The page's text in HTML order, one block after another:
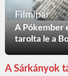
Filmipar
A Pókember
tarolta le a
A Sárkányok